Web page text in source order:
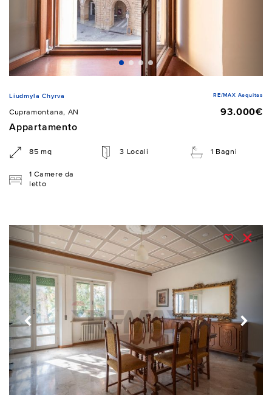
Liudmyla Chyrva RE/MAX Aequitas
Cupramontana, AN
93.000€
Appartamento
85 mq 3 Locali 1 Bagni
1 Camere da
letto